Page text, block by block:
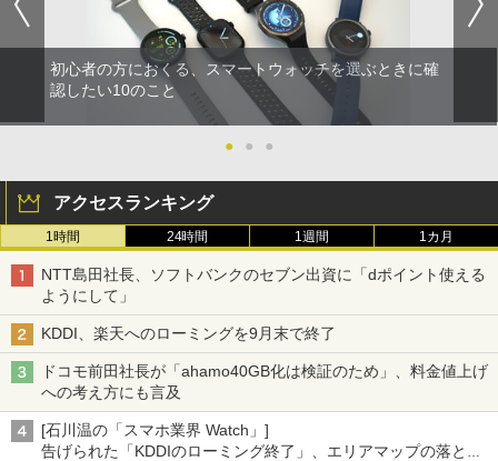
初心者の方におくる、スマートウォッチを選ぶときに確
認したい10のこと
● ● ●
アクセスランキング
1時間 24時間 1週間 1カ月
NTT島田社長、ソフトバンクのセブン出資に「dポイント使える
ようにして」
KDDI、楽天へのローミングを9月末で終了
ドコモ前田社長が「ahamo40GB化は検証のため」、料金値上げ
への考え方にも言及
[石川温の「スマホ業界 Watch」]
告げられた「KDDIのローミング終了」、エリアマップの落とし